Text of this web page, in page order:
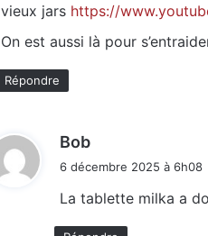
vieux jars https://
On est aussi là pour
Répondre
Bob
6 décembre 2025 à 6h08
La tablette milka a